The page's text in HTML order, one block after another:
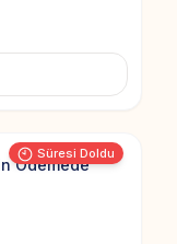
Süresi Doldu
Add to
Ödemede